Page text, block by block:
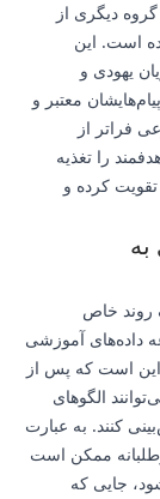
دیگری از
است. این
یهودی و
معتبر و
فراتر از
را تغذیه
کرده و
به
روند خاص
داده‌های آموزشی
است که پس از
الگوهای
کنند. به عبارت
ممکن است
جایی که